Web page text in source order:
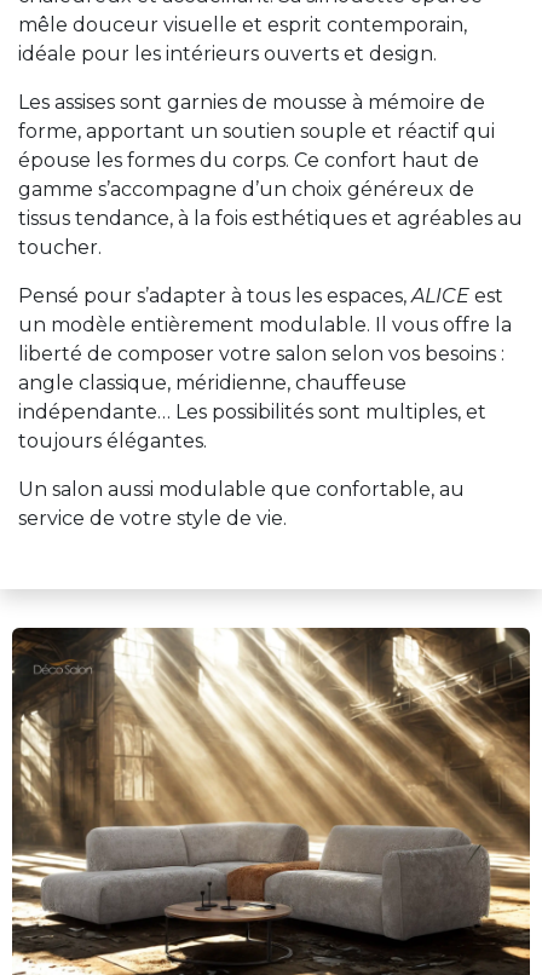
mêle douceur visuelle et esprit contemporain,
idéale pour les intérieurs ouverts et design.
Les assises sont garnies de mousse à mémoire de
forme, apportant un soutien souple et réactif qui
épouse les formes du corps. Ce confort haut de
gamme s’accompagne d’un choix généreux de
tissus tendance, à la fois esthétiques et agréables au
toucher.
Pensé pour s’adapter à tous les espaces,ALICE est
un modèle entièrement modulable. Il vous offre la
liberté de composer votre salon selon vos besoins :
angle classique, méridienne, chauffeuse
indépendante… Les possibilités sont multiples, et
toujours élégantes.
Un salon aussi modulable que confortable, au
service de votre style de vie.